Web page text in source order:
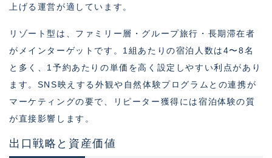
上げる運営が適しています。
リゾート型は、ファミリー層・グループ旅行・長期滞在者
がメインターゲットです。1組あたりの宿泊人数は4〜8名
と多く、1予約あたりの単価を高く設定しやすい利点があり
ます。SNS映えする外観や自然体験プログラムとの連携が
マーケティングの要で、リピーター獲得には宿泊体験の質
が直接影響します。
出口戦略と資産価値